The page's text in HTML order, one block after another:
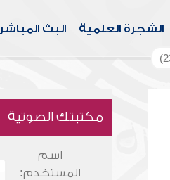
الشجرة العلمية البث المباشر
مكتبتك الصوتية
اسم
المستخدم: